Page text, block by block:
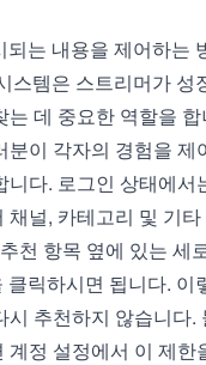
되는 내용을 제어하는
스템은 스트리머가 성
는 데 중요한 역할을
분이 각자의 경험을 제
니다. 로그인 상태에서
채널, 카테고리 및 기
천 항목 옆에 있는 세
클릭하시면 됩니다. 이
시 추천하지 않습니다.
계정 설정에서 이 제한